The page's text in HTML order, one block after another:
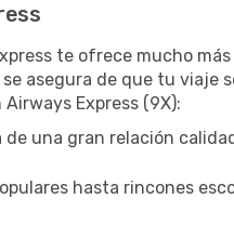
te ofrece mucho
asegura de que tu viaje
Express (9X):
una gran relación
hasta rincones